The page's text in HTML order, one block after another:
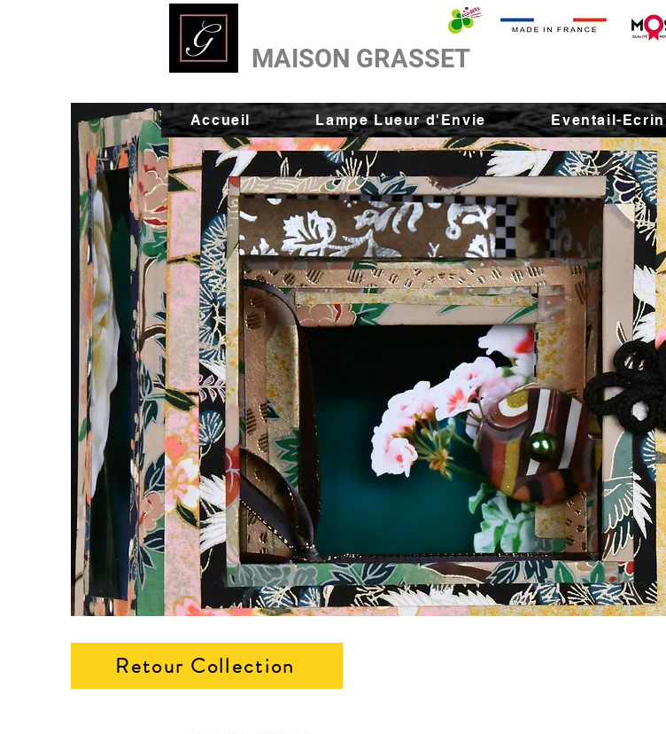
MAISON GRASSET
Retour Collection
Accueil Lampe Lueur d'Envie Eventail-Ecrin